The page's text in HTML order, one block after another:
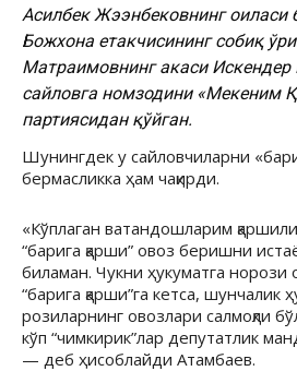
Асилбек Жээнбековнинг оиласи
Божхона етакчисининг собиқ
Матраимовнинг акаси
сайловга номзодини «Мекеним
партиясидан қўйган.
Шунингдек у сайловчиларни
бермасликка ҳам чақирди.
«Кўплаган ватандошларим
“барига қарши” овоз беришни
биламан. Чукни ҳукуматга норози
“барига қарши”га кетса, шунчалик
розиларнинг овозлари салмоқли
кўп “чимкирик”лар депутатлик
— деб ҳисоблайди Атамбаев.